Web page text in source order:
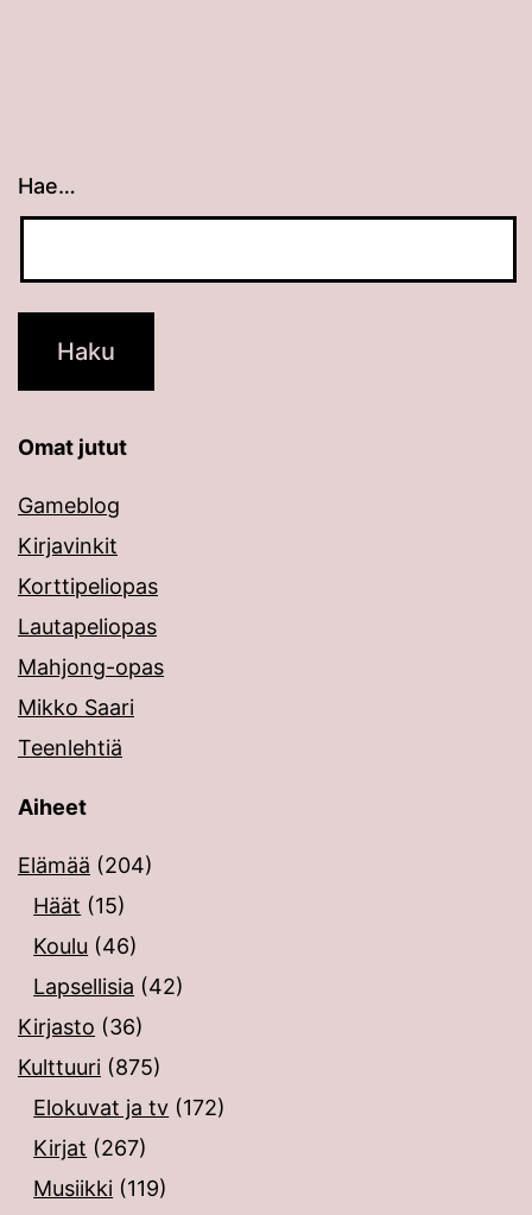
Hae…
Kun tuloksia tulee, voit selata niitä
Omat jutut
Gameblog
Kirjavinkit
Korttipeliopas
Lautapeliopas
Mahjong-opas
Mikko Saari
Teenlehtiä
Aiheet
Elämää (204)
Häät (15)
Koulu (46)
Lapsellisia (42)
Kirjasto (36)
Kulttuuri (875)
Elokuvat ja tv (172)
Kirjat (267)
Musiikki (119)